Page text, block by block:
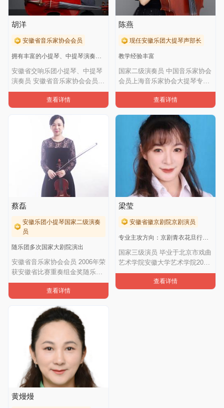
胡洋
安徽省音乐家协会会员
拥有丰富的小提琴、中提琴演奏经验
安徽省交响乐团小提琴、中提琴
演奏员 安徽省音乐家协会会员毕
业于青岛
查看详情
陈燕
现任安徽乐团大提琴声部长
教学经验丰富
国家二级演奏员 中国音乐家协会
会员上海音乐家协会大提琴专业
委员会会员安
查看详情
蔡磊
安徽乐团小提琴国家二级演奏
员
随乐团多次国家大剧院演出
安徽省音乐家协会会员 2006年荣
获安徽省比赛重奏组金奖随乐团
多次国家
查看详情
梁莹
安徽省徽京剧院京剧演员
国家三级演员 毕业于北京市戏曲
艺术学院安徽大学艺术学院2008
年开始（
查看详情
黄熳熳